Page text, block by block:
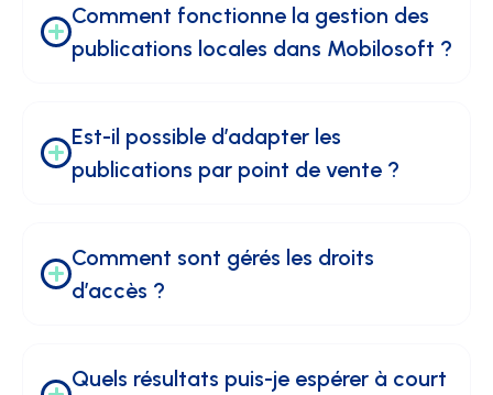
Comment fonctionne la gestion des
publications locales dans Mobilosoft ?
Est-il possible d’adapter les
publications par point de vente ?
Comment sont gérés les droits
d’accès ?
Quels résultats puis-je espérer à court